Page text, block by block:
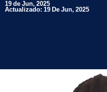
19 de Jun, 2025
Actualizado: 19 De Jun, 2025